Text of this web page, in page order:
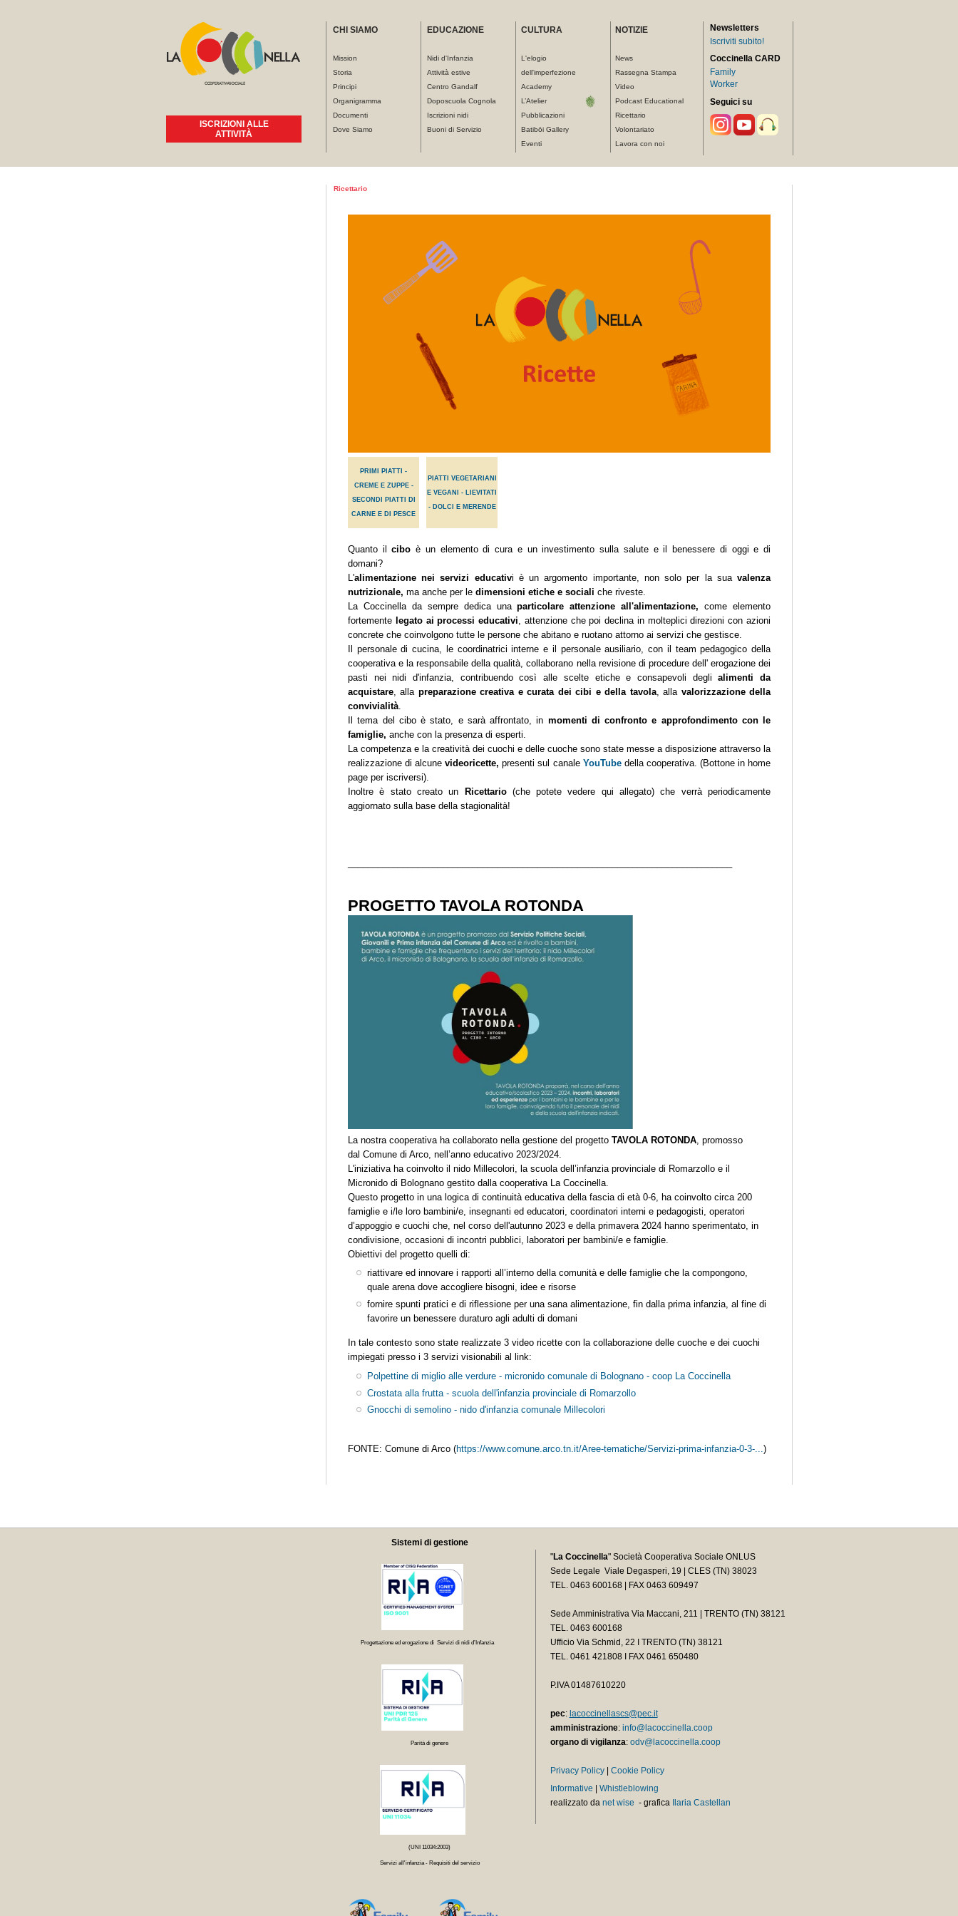
ISCRIZIONI ALLE
ATTIVITÀ
CHI SIAMO
Mission
Storia
Principi
Organigramma
Documenti
Dove Siamo
EDUCAZIONE
Nidi d'Infanzia
Attività estive
Centro Gandalf
Doposcuola Cognola
Iscrizioni nidi
Buoni di Servizio
CULTURA
L'elogio
dell'imperfezione
Academy
L’Atelier
Pubblicazioni
Batibōi Gallery
Eventi
NOTIZIE
News
Rassegna Stampa
Video
Podcast Educational
Ricettario
Volontariato
Lavora con noi
Newsletters
Iscriviti subito!
Coccinella CARD
Family
Worker
Seguici su
Tu sei qui
Ricettario
PRIMI PIATTI -
CREME E ZUPPE -
SECONDI PIATTI DI
CARNE E DI PESCE
PIATTI VEGETARIANI
E VEGANI - LIEVITATI
- DOLCI E MERENDE
Quanto ilciboè un elemento di cura e un investimento sulla salute e il benessere di oggi e di
domani?
L'alimentazione nei servizi educativi è un argomento importante, non solo per la suavalenza
nutrizionale, ma anche per le dimensioni etiche e sociali che riveste.
La Coccinella da sempre dedica unaparticolare attenzione all'alimentazione, come elemento
fortemente legato ai processi educativi , attenzione che poi declina in molteplici direzioni con azioni
concrete che coinvolgono tutte le persone che abitano e ruotano attorno ai servizi che gestisce.
Il personale di cucina, le coordinatrici interne e il personale ausiliario, con il team pedagogico della
cooperativa e la responsabile della qualità, collaborano nella revisione di procedure dell' erogazione dei
pasti nei nidi d'infanzia, contribuendo così alle scelte etiche e consapevoli deglialimenti da
acquistare , alla preparazione creativa e curata dei cibi e della tavola, alla valorizzazione della
convivialità
Il tema del cibo è stato, e sarà affrontato, in momenti di confronto e approfondimento con le
famiglie, anche con la presenza di esperti.
La competenza e la creatività dei cuochi e delle cuoche sono state messe a disposizione attraverso la
realizzazione di alcunevideoricette, presenti sul canale YouTubedella cooperativa. (Bottone in home
page per iscriversi).
Inoltre è stato creato un Ricettario(che potete vedere qui allegato) che verrà periodicamente
aggiornato sulla base della stagionalità!
PROGETTO TAVOLA ROTONDA
La nostra cooperativa ha collaborato nella gestione del progetto TAVOLA ROTONDA , promosso
dal Comune di Arco, nell’anno educativo 2023/2024.
L'iniziativa ha coinvolto il nido Millecolori, la scuola dell’infanzia provinciale di Romarzollo e il
Micronido di Bolognano gestito dalla cooperativa La Coccinella.
Questo progetto in una logica di continuità educativa della fascia di età 0-6, ha coinvolto circa 200
famiglie e i/le loro bambini/e, insegnanti ed educatori, coordinatori interni e pedagogisti, operatori
d’appoggio e cuochi che, nel corso dell'autunno 2023 e della primavera 2024 hanno sperimentato, in
condivisione, occasioni di incontri pubblici, laboratori per bambini/e e famiglie.
Obiettivi del progetto quelli di:
riattivare ed innovare i rapporti all’interno della comunità e delle famiglie che la compongono,
quale arena dove accogliere bisogni, idee e risorse
fornire spunti pratici e di riflessione per una sana alimentazione, fin dalla prima infanzia, al fine di
favorire un benessere duraturo agli adulti di domani
In tale contesto sono state realizzate 3 video ricette con la collaborazione delle cuoche e dei cuochi
impiegati presso i 3 servizi visionabili al link:
Polpettine di miglio alle verdure - micronido comunale di Bolognano - coop La Coccinella
Crostata alla frutta - scuola dell'infanzia provinciale di Romarzollo
Gnocchi di semolino - nido d'infanzia comunale Millecolori
FONTE: Comune di Arco (https://www.comune.arco.tn.it/Aree-tematiche/Servizi-prima-infanzia-0-3-... )
Sistemi di gestione
Progettazione ed erogazione di Servizi di nidi d’Infanzia
Parità di genere
(UNI 11034:2003)
Servizi all'infanzia - Requisiti del servizio
"La Coccinella" Società Cooperativa Sociale ONLUS
Sede Legale Viale Degasperi, 19 | CLES (TN) 38023
TEL. 0463 600168 | FAX 0463 609497
Sede Amministrativa Via Maccani, 211 | TRENTO (TN) 38121
TEL. 0463 600168
Ufficio Via Schmid, 22 I TRENTO (TN) 38121
TEL. 0461 421808 I FAX 0461 650480
P.IVA 01487610220
pec: lacoccinellascs@pec.it
amministrazione: info@lacoccinella.coop
organo di vigilanza: odv@lacoccinella.coop
Privacy Policy| Cookie Policy
Informative | Whistleblowing
realizzato da net wise - grafica Ilaria Castellan